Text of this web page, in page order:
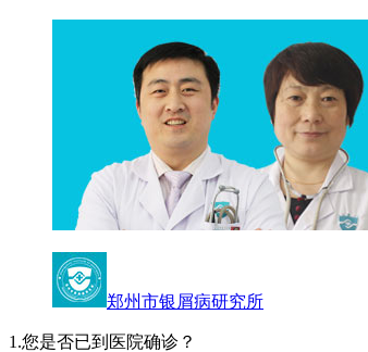
郑州市银屑病研究所
1.您是否已到医院确诊？